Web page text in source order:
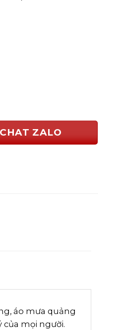
CHAT ZALO
áo mưa quảng
mọi người.